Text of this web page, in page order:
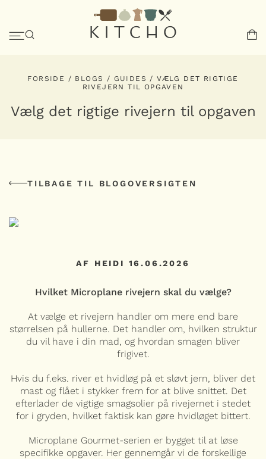
FORSIDE / BLOGS / GUIDES / VÆLG DET RIGTIGE
RIVEJERN TIL OPGAVEN
Vælg det rigtige rivejern til opgaven
TILBAGE TIL BLOGOVERSIGTEN
AF HEIDI 16.06.2026
Hvilket Microplane rivejern skal du vælge?
At vælge et rivejern handler om mere end bare
størrelsen på hullerne. Det handler om, hvilken struktur
du vil have i din mad, og hvordan smagen bliver
frigivet.
Hvis du f.eks. river et hvidløg på et sløvt jern, bliver det
mast og flået i stykker frem for at blive snittet. Det
efterlader de vigtige smagsolier på rivejernet i stedet
for i gryden, hvilket faktisk kan gøre hvidløget bittert.
Microplane Gourmet-serien er bygget til at løse
specifikke opgaver. Her gennemgår vi de forskellige